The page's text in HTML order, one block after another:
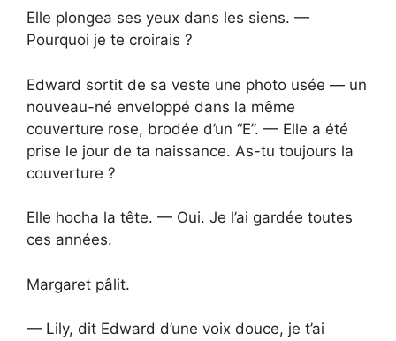
Elle plongea ses yeux dans les siens. —
Pourquoi je te croirais ?
Edward sortit de sa veste une photo usée — un
nouveau-né enveloppé dans la même
couverture rose, brodée d’un “E”. — Elle a été
prise le jour de ta naissance. As-tu toujours la
couverture ?
Elle hocha la tête. — Oui. Je l’ai gardée toutes
ces années.
Margaret pâlit.
— Lily, dit Edward d’une voix douce, je t’ai